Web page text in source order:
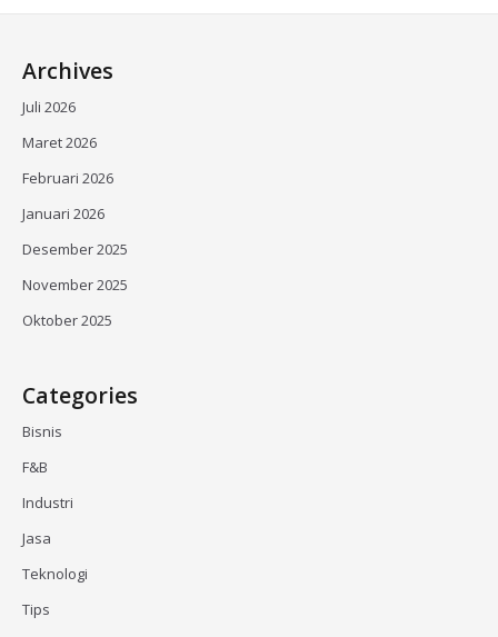
Archives
Juli 2026
Maret 2026
Februari 2026
Januari 2026
Desember 2025
November 2025
Oktober 2025
Categories
Bisnis
F&B
Industri
Jasa
Teknologi
Tips